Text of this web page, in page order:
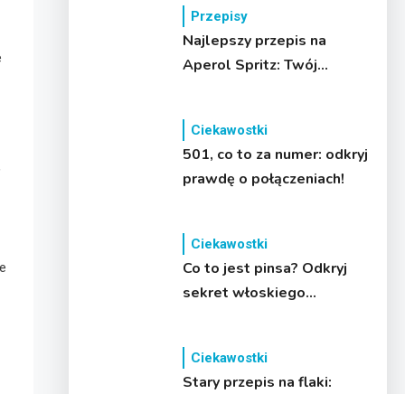
Przepisy
Najlepszy przepis na
Aperol Spritz: Twój
Ciekawostki
501, co to za numer: odkryj
prawdę o połączeniach!
Ciekawostki
Co to jest pinsa? Odkryj
sekret włoskiego
Ciekawostki
Stary przepis na flaki: